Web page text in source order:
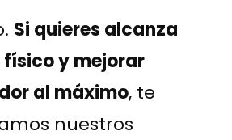
Si quieres alcanza
y mejorar
al máximo, te
nuestros